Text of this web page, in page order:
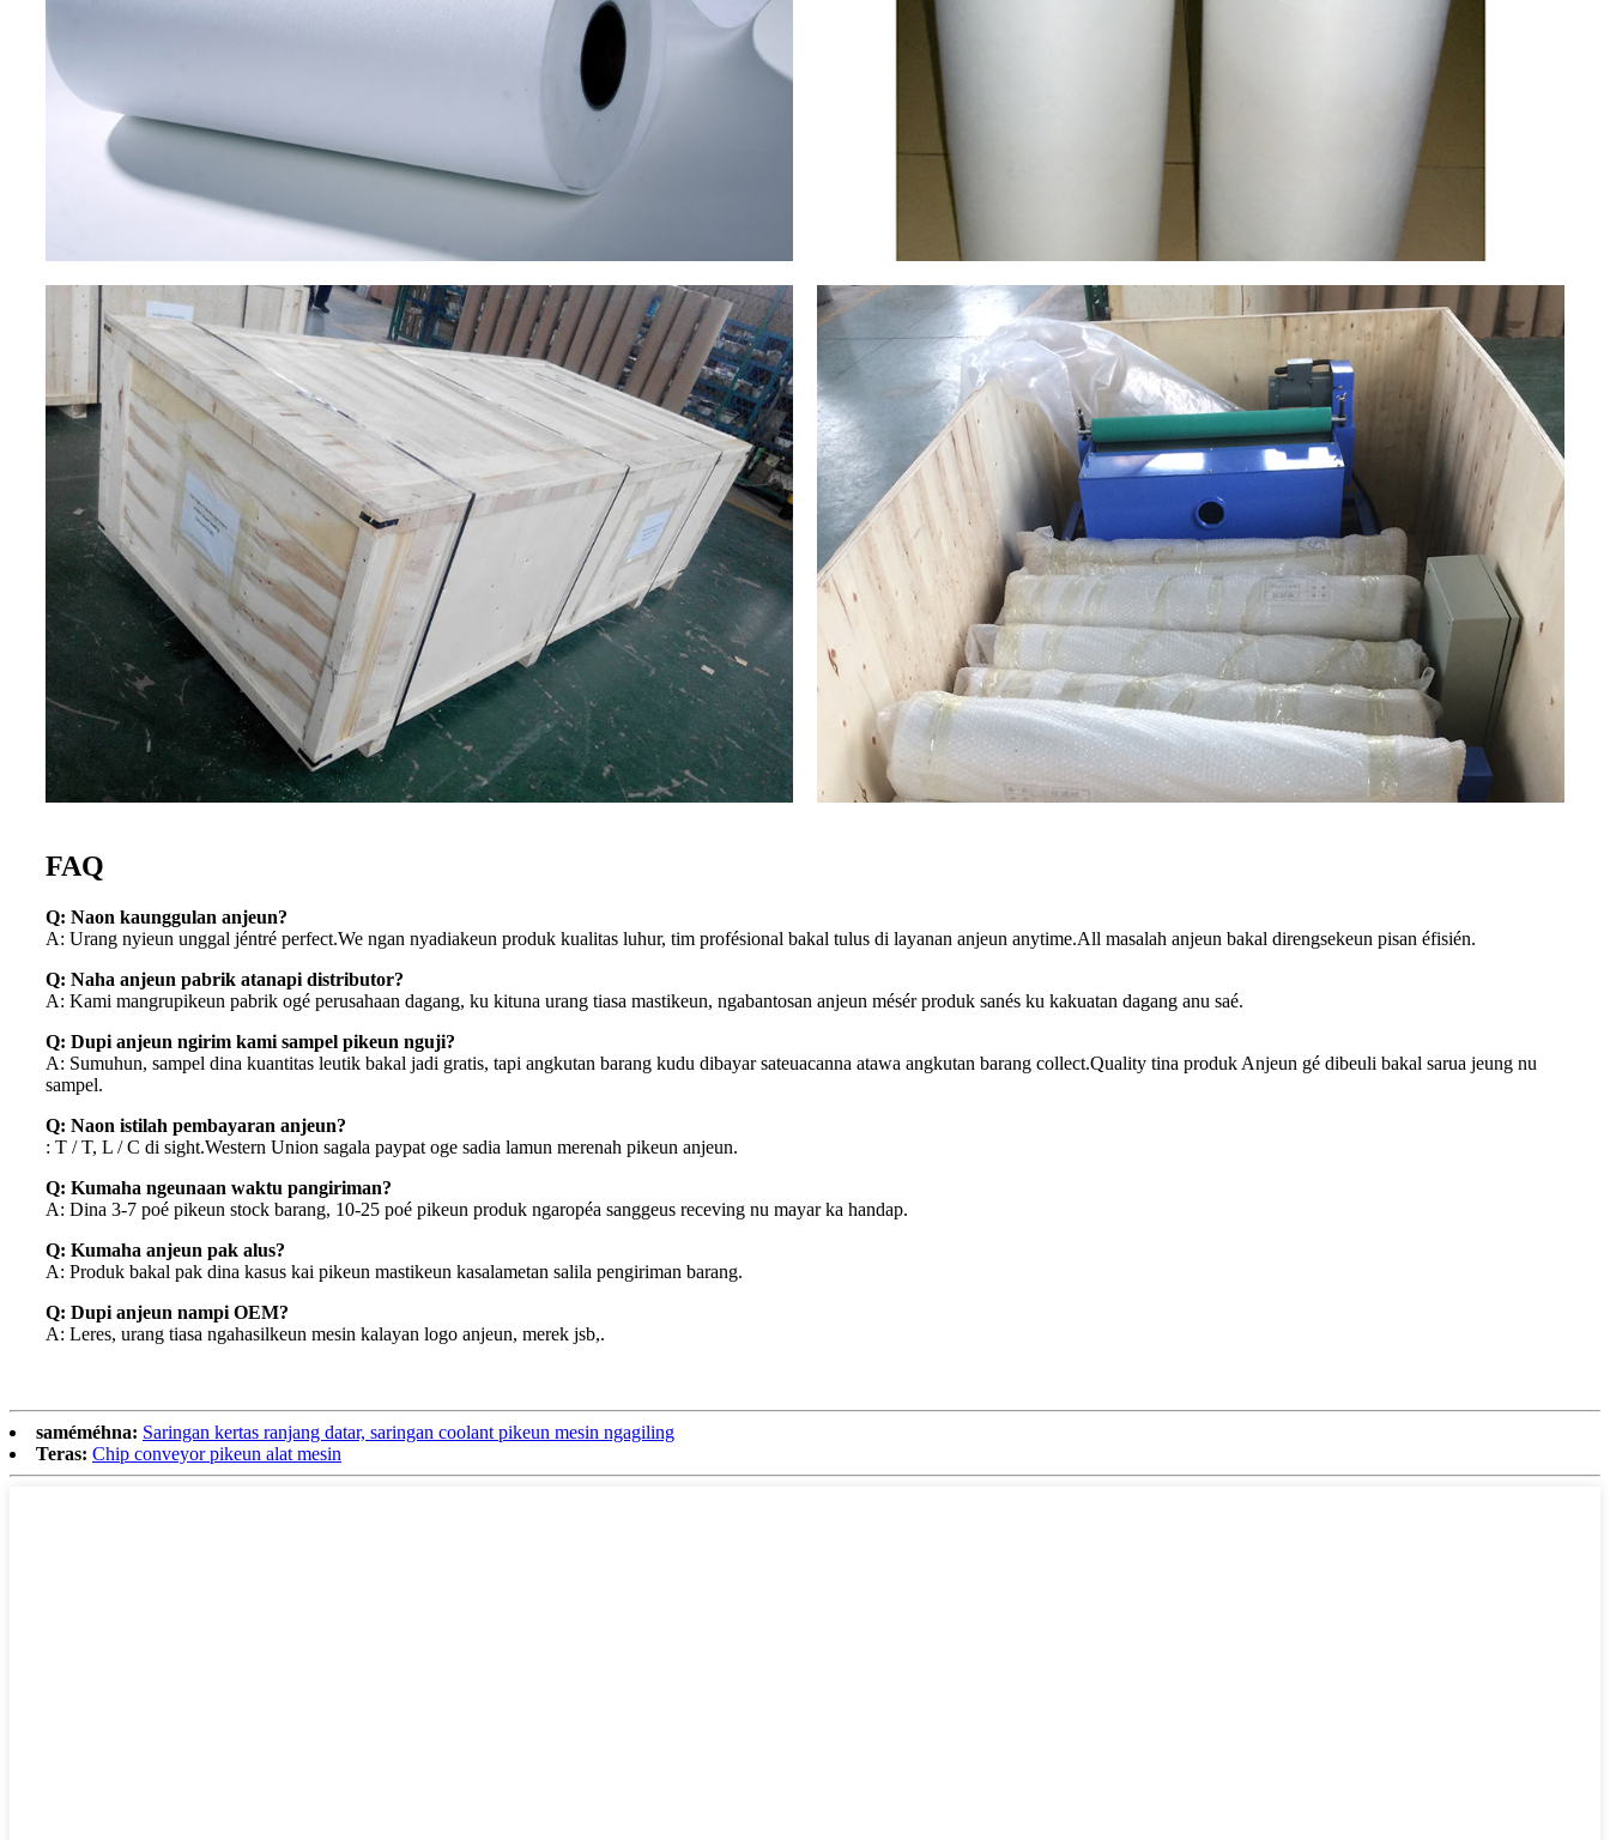
FAQ
Q: Naon kaunggulan anjeun?
A: Urang nyieun unggal jéntré perfect.We ngan nyadiakeun produk kualitas luhur, tim profésional bakal tulus di layanan anjeun anytime.All masalah anjeun bakal direngsekeun pisan éfisién.
Q: Naha anjeun pabrik atanapi distributor?
A: Kami mangrupikeun pabrik ogé perusahaan dagang, ku kituna urang tiasa mastikeun, ngabantosan anjeun mésér produk sanés ku kakuatan dagang anu saé.
Q: Dupi anjeun ngirim kami sampel pikeun nguji?
A: Sumuhun, sampel dina kuantitas leutik bakal jadi gratis, tapi angkutan barang kudu dibayar sateuacanna atawa angkutan barang collect.Quality tina produk Anjeun gé dibeuli bakal sarua jeung nu
sampel.
Q: Naon istilah pembayaran anjeun?
: T / T, L / C di sight.Western Union sagala paypat oge sadia lamun merenah pikeun anjeun.
Q: Kumaha ngeunaan waktu pangiriman?
A: Dina 3-7 poé pikeun stock barang, 10-25 poé pikeun produk ngaropéa sanggeus receving nu mayar ka handap.
Q: Kumaha anjeun pak alus?
A: Produk bakal pak dina kasus kai pikeun mastikeun kasalametan salila pengiriman barang.
Q: Dupi anjeun nampi OEM?
A: Leres, urang tiasa ngahasilkeun mesin kalayan logo anjeun, merek jsb,.
saméméhna: Saringan kertas ranjang datar, saringan coolant pikeun mesin ngagiling
Teras: Chip conveyor pikeun alat mesin